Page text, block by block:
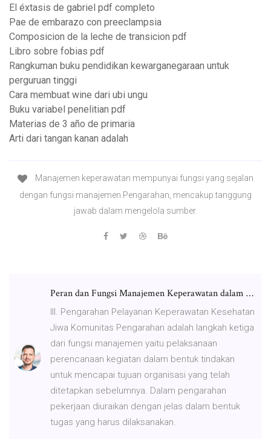
El éxtasis de gabriel pdf completo
Pae de embarazo con preeclampsia
Composicion de la leche de transicion pdf
Libro sobre fobias pdf
Rangkuman buku pendidikan kewarganegaraan untuk
perguruan tinggi
Cara membuat wine dari ubi ungu
Buku variabel penelitian pdf
Materias de 3 año de primaria
Arti dari tangan kanan adalah
Manajemen keperawatan mempunyai fungsi yang sejalan
dengan fungsi manajemen Pengarahan, mencakup tanggung
jawab dalam mengelola sumber.
Peran dan Fungsi Manajemen Keperawatan dalam …
III. Pengarahan Pelayanan Keperawatan Kesehatan
Jiwa Komunitas Pengarahan adalah langkah ketiga
dari fungsi manajemen yaitu pelaksanaan
perencanaan kegiatan dalam bentuk tindakan
untuk mencapai tujuan organisasi yang telah
ditetapkan sebelumnya. Dalam pengarahan
pekerjaan diuraikan dengan jelas dalam bentuk
tugas yang harus dilaksanakan.